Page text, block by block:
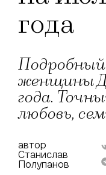
года
Подробный
женщины
года.
любовь,
автор
Станислав
Полупанов